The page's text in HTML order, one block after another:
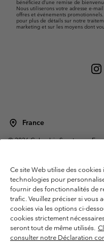
bénéficiez d’une remise de
Nous utiliserons votre adresse e-
offres et événements
pour plus de détails sur notre
marketing et sur les moyens dont
France
©2026Columbia Sportswear
Garanties Légales
Politique de
Conditions d'utilisation - Membres
Conditions D'utilisation -
Cookies
Public CBCR
Ce site Web utilise des
technologies pour
fournir des fonctionnalités de
trafic. Veuillez préciser si vous
cookies via les options ci-
cookies strictement
seront tout de même utilisés.
consulter notre Déclaration
Veuillez
Achats
United States